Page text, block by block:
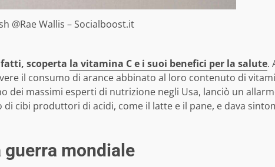
@Rae Wallis – Socialboost.it
scoperta la vitamina C e i suoi benefici per la salute.
il consumo di arance abbinato al loro contenuto di
dei massimi esperti di nutrizione negli Usa, lanciò un
di cibi produttori di acidi, come il latte e il pane, e dava
guerra mondiale